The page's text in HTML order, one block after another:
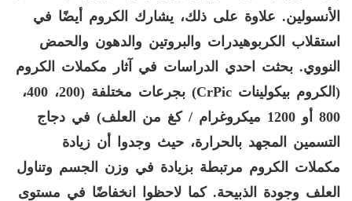
الأنسولين. علاوة على ذلك، يشارك الكروم أيضًا في
استقلاب الكربوهيدرات والبروتين والدهون والحمض
النووي. بحثت احدي الدراسات في آثار مكملات الكروم
(الكروم بيكولينات CrPic
) بجرعات مختلفة (200، 400،
800 أو 1200 ميكروغرام / كغ من العلف) في دجاج
التسمين المجهد بالحرارة، حيث وجدوا أن زيادة
مكملات الكروم مرتبطة بزيادة في وزن الجسم وتناول
العلف وجودة الذبيحة. كما لاحظوا انخفاضًا في مستوى